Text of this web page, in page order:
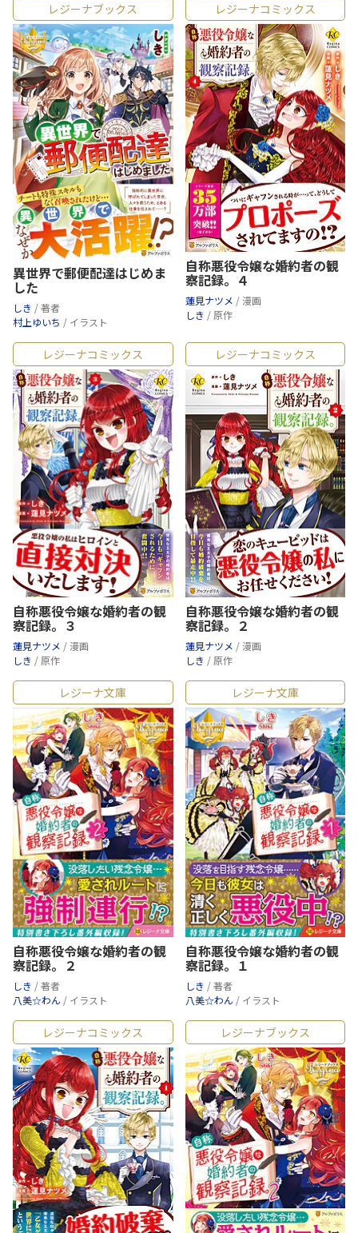
レジーナブックス
異世界で郵便配達はじめま
した
しき / 著者
村上ゆいち / イラスト
レジーナコミックス
自称悪役令嬢な婚約者の観
察記録。４
蓮見ナツメ / 漫画
しき / 原作
レジーナコミックス
自称悪役令嬢な婚約者の観
察記録。３
蓮見ナツメ / 漫画
しき / 原作
レジーナコミックス
自称悪役令嬢な婚約者の観
察記録。２
蓮見ナツメ / 漫画
しき / 原作
レジーナ文庫
自称悪役令嬢な婚約者の観
察記録。２
しき / 著者
八美☆わん / イラスト
レジーナ文庫
自称悪役令嬢な婚約者の観
察記録。１
しき / 著者
八美☆わん / イラスト
レジーナコミックス レジーナブックス